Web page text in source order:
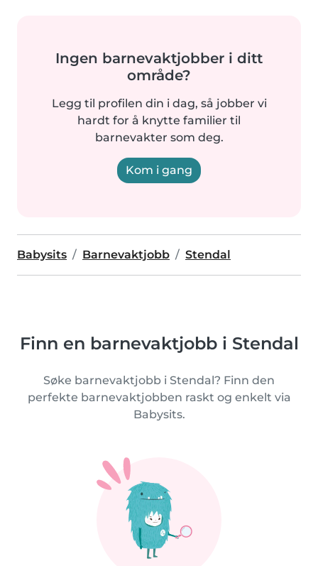
Ingen barnevaktjobber i ditt
område?
Legg til profilen din i dag, så jobber vi
hardt for å knytte familier til
barnevakter som deg.
Kom i gang
Babysits Barnevaktjobb Stendal
Finn en barnevaktjobb i Stendal
Søke barnevaktjobb i Stendal? Finn den
perfekte barnevaktjobben raskt og enkelt via
Babysits.